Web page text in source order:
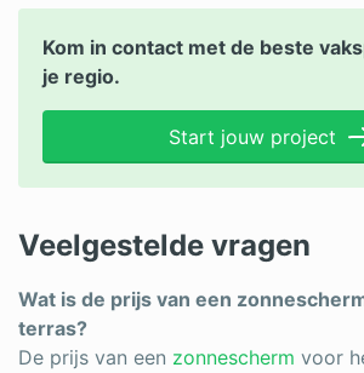
Kom in contact met de beste
je regio.
Start jouw project
Veelgestelde vragen
Wat is de prijs van een
terras?
De prijs van een zonnescherm voor